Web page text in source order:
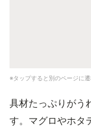
※タップすると別のページに
具材たっぷりがう
す。マグロやホタ